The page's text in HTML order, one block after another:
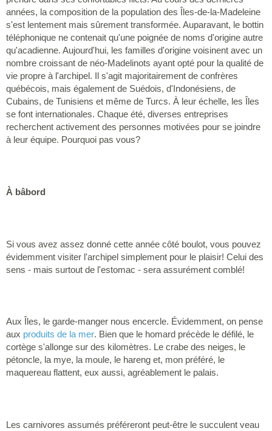
années, la composition de la population des Îles-de-la-Madeleine
s'est lentement mais sûrement transformée. Auparavant, le bottin
téléphonique ne contenait qu'une poignée de noms d'origine autre
qu'acadienne. Aujourd'hui, les familles d'origine voisinent avec un
nombre croissant de néo-Madelinots ayant opté pour la qualité de
vie propre à l'archipel. Il s'agit majoritairement de confrères
québécois, mais également de Suédois, d'Indonésiens, de
Cubains, de Tunisiens et même de Turcs. À leur échelle, les Îles
se font internationales. Chaque été, diverses entreprises
recherchent activement des personnes motivées pour se joindre
à leur équipe. Pourquoi pas vous?
À bâbord
Si vous avez assez donné cette année côté boulot, vous pouvez
évidemment visiter l'archipel simplement pour le plaisir! Celui des
sens - mais surtout de l'estomac - sera assurément comblé!
Aux Îles, le garde-manger nous encercle. Évidemment, on pense
aux produits de la mer. Bien que le homard précède le défilé, le
cortège s'allonge sur des kilomètres. Le crabe des neiges, le
pétoncle, la mye, la moule, le hareng et, mon préféré, le
maquereau flattent, eux aussi, agréablement le palais.
Les carnivores assumés préféreront peut-être le succulent veau